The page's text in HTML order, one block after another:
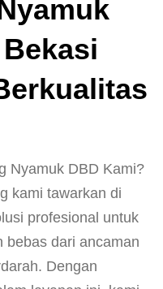
Nyamuk DBD Kami?
kami tawarkan di
profesional untuk
bebas dari ancaman
Dengan